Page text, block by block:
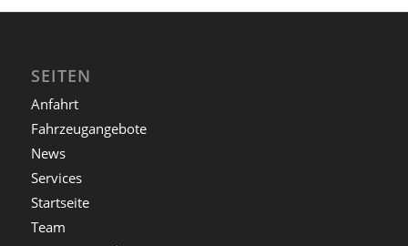
SEITEN
Anfahrt
Fahrzeugangebote
News
Services
Startseite
Team